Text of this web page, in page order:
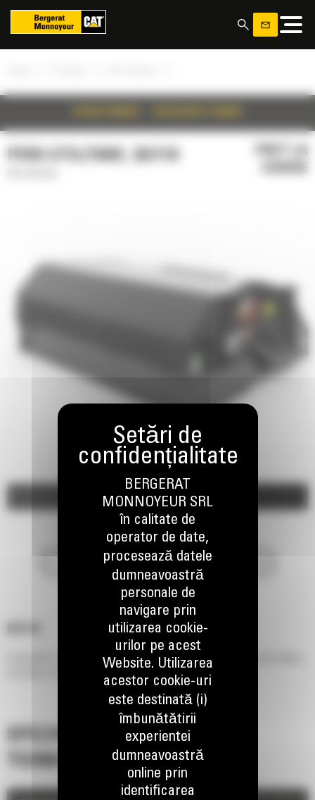
PERII UTILITARE, BU118
Compatibile cu miniincarcatoarele si incarcatoarele compacte Cat, periile utilitare
Cat matura si colecteaza in timpul deplasarii (inainte si inapoi).
SPECIFICATII
TEHNICE
Panoul de gestionare a panourilor cookie
BERGERAT
MONNOYEUR SRL
în calitate de
operator de date,
procesează datele
dumneavoastră
personale de
navigare prin
utilizarea cookie-
urilor pe acest
Website. Utilizarea
acestor cookie-uri
este destinată (i)
îmbunătătirii
experientei
dumneavoastră
online prin
identificarea